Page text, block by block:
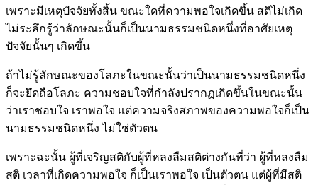
เพราะมีเหตุปัจจัยทั้งสิ้น ขณะใดที่ความพอใจเกิดขึ้น สติไม่เกิด
ไม่ระลึกรู้ว่าลักษณะนั้นก็เป็นนามธรรมชนิดหนึ่งที่อาศัยเหตุ
ปัจจัยนั้นๆ เกิดขึ้น
ถ้าไม่รู้ลักษณะของโลภะในขณะนั้นว่าเป็นนามธรรมชนิดหนึ่ง
ก็จะยึดถือโลภะ ความชอบใจที่กำลังปรากฏเกิดขึ้นในขณะนั้น
ว่าเราชอบใจ เราพอใจ แต่ความจริงสภาพของความพอใจก็เป็น
นามธรรมชนิดหนึ่ง ไม่ใช่ตัวตน
เพราะฉะนั้น ผู้ที่เจริญสติกับผู้ที่หลงลืมสติต่างกันที่ว่า ผู้ที่หลงลืม
สติ เวลาที่เกิดความพอใจ ก็เป็นเราพอใจ เป็นตัวตน แต่ผู้ที่มีสติ